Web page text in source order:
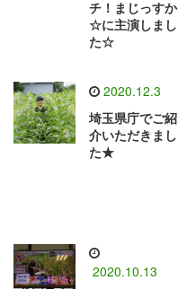
チ！まじっすか
☆に主演しまし
た☆
2020.12.3
埼玉県庁でご紹
介いただきまし
た★
2020.10.13